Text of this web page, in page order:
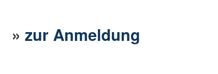
»zur Anmeldung